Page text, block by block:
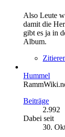
Also Leute
damit die
gibt es ja in
Album.
Hummel
Beiträge
2.992
Dabei seit
30.